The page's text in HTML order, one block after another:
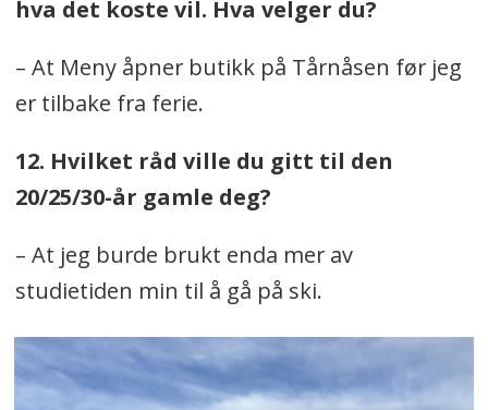
hva det koste vil. Hva velger du?
– At Meny åpner butikk på Tårnåsen før jeg
er tilbake fra ferie.
12. Hvilket råd ville du gitt til den
20/25/30-år gamle deg?
– At jeg burde brukt enda mer av
studietiden min til å gå på ski.